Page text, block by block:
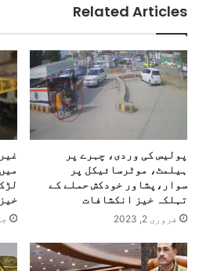
Related Articles
پولیس کی وردی، چہرے پر
ہیلمٹ، موٹرسائیکل پر
سوار،پشاور خودکش حملے کے
تہلکہ خیز انکشافات
فروری 2, 2023